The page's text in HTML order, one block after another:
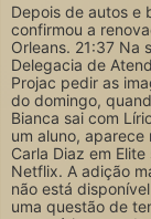
Depois de autos e
confirmou a
Orleans. 21:37 Na
Delegacia de
Projac pedir as
do domingo,
Bianca sai com
um aluno,
Carla Diaz em
Netflix. A adição
não está
uma questão de